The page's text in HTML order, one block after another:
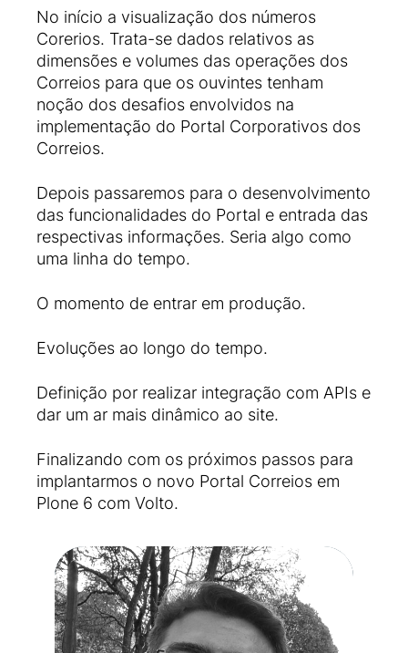
No início a visualização dos números
Corerios. Trata-se dados relativos as
dimensões e volumes das operações dos
Correios para que os ouvintes tenham
noção dos desafios envolvidos na
implementação do Portal Corporativos dos
Correios.
Depois passaremos para o desenvolvimento
das funcionalidades do Portal e entrada das
respectivas informações. Seria algo como
uma linha do tempo.
O momento de entrar em produção.
Evoluções ao longo do tempo.
Definição por realizar integração com APIs e
dar um ar mais dinâmico ao site.
Finalizando com os próximos passos para
implantarmos o novo Portal Correios em
Plone 6 com Volto.